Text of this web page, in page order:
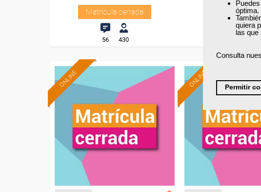
Puedes
óptima.
quiera
las que
Consulta
Permitir
Matrícula cerrada
56 430
Matrícula
ONLINE ONLINE